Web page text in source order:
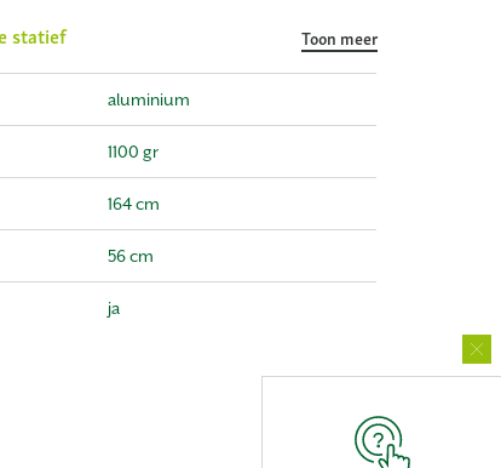
statief Toon meer
aluminium
1100 gr
164 cm
56 cm
ja